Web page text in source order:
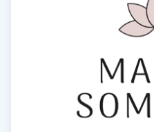
Fransförlängning Megavolym
Fransförlängning Volym